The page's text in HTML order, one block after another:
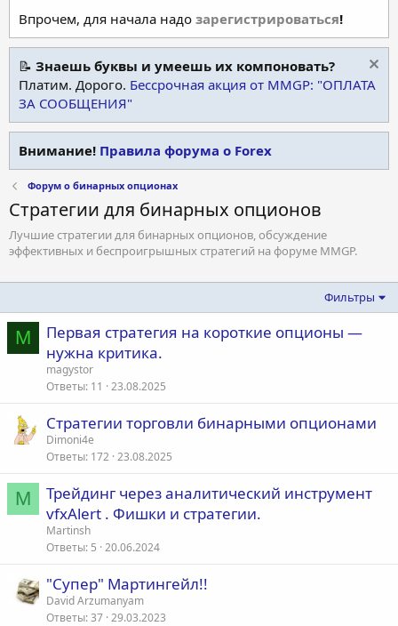
Впрочем, для начала надо зарегистрироваться!
📝 Знаешь буквы и умеешь их компоновать?
Платим. Дорого. Бессрочная акция от MMGP: "ОПЛАТА
ЗА СООБЩЕНИЯ"
Внимание! Правила форума о Forex
Форум о бинарных опционах
Стратегии для бинарных опционов
Лучшие стратегии для бинарных опционов, обсуждение
эффективных и беспроигрышных стратегий на форуме MMGP.
Фильтры
M
Первая стратегия на короткие опционы —
нужна критика.
magystor
Ответы 11 23.08.2025
Стратегии торговли бинарными опционами
Dimoni4e
Ответы 172 23.08.2025
M
Трейдинг через аналитический инструмент
vfxAlert . Фишки и стратегии.
Martinsh
Ответы 5 20.06.2024
"Супер" Мартингейл!!
David Arzumanyam
Ответы 37 29.03.2023